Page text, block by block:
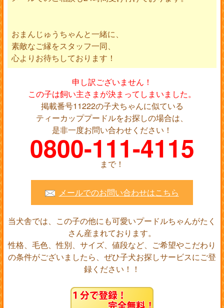
おまんじゅうちゃんと一緒に、
素敵なご縁をスタッフ一同、
心よりお待ちしております！
申し訳ございません！
この子は飼い主さまが決まってしまいました。
掲載番号11222の子犬ちゃんに似ている
ティーカッププードルをお探しの場合は、
是非一度お問い合わせください！
0800-111-4115
まで！
メールでのお問い合わせはこちら
当犬舎では、この子の他にも可愛いプードルちゃんがたく
さん産まれております。
性格、毛色、性別、サイズ、値段など、ご希望やこだわり
の条件がございましたら、ぜひ子犬お探しサービスにご登
録ください！！